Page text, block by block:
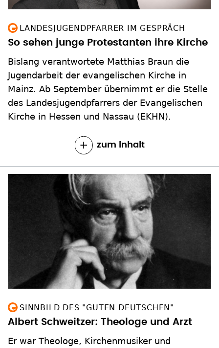
LANDESJUGENDPFARRER IM GESPRÄCH
So sehen junge Protestanten ihre Kirche
Bislang verantwortete Matthias Braun die
Jugendarbeit der evangelischen Kirche in
Mainz. Ab September übernimmt er die Stelle
des Landesjugendpfarrers der Evangelischen
Kirche in Hessen und Nassau (EKHN).
zum Inhalt
SINNBILD DES "GUTEN DEUTSCHEN"
Albert Schweitzer: Theologe und Arzt
Er war Theologe, Kirchenmusiker und